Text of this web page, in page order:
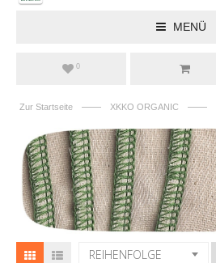
MENÜ
0
Zur Startseite —— XKKO ORGANIC ——
REIHENFOLGE